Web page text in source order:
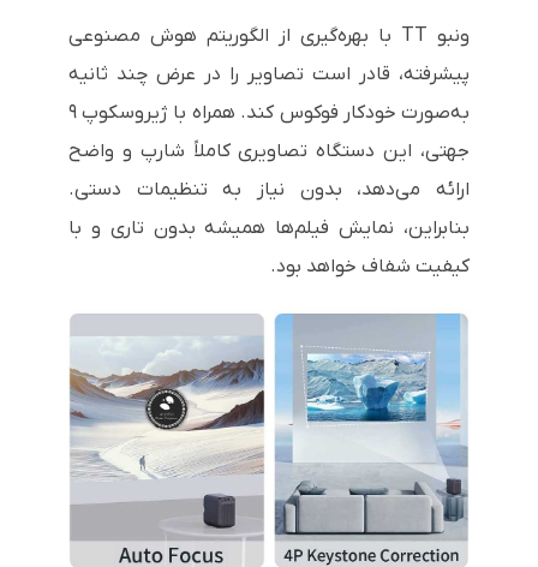
ونبو TT با بهره‌گیری از الگوریتم هوش مصنوعی
پیشرفته، قادر است تصاویر را در عرض چند ثانیه
به‌صورت خودکار فوکوس کند. همراه با ژیروسکوپ ۹
جهتی، این دستگاه تصاویری کاملاً شارپ و واضح
ارائه می‌دهد، بدون نیاز به تنظیمات دستی.
بنابراین، نمایش فیلم‌ها همیشه بدون تاری و با
کیفیت شفاف خواهد بود.